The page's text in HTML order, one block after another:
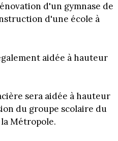
d'un gymnase de
d'une école à
aidée à hauteur
sera aidée à hauteur
du groupe scolaire du
Métropole.